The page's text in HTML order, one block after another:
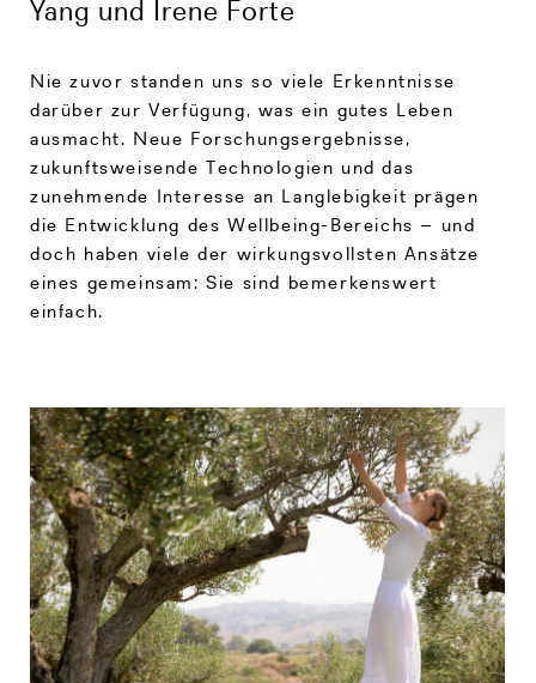
Yang und Irene Forte
Nie zuvor standen uns so viele Erkenntnisse
darüber zur Verfügung, was ein gutes Leben
ausmacht. Neue Forschungsergebnisse,
zukunftsweisende Technologien und das
zunehmende Interesse an Langlebigkeit prägen
die Entwicklung des Wellbeing-Bereichs – und
doch haben viele der wirkungsvollsten Ansätze
eines gemeinsam: Sie sind bemerkenswert
einfach.